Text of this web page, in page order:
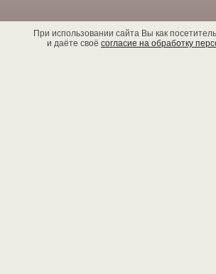
При использовании сайта Вы как
и даёте своё согласие на обработку